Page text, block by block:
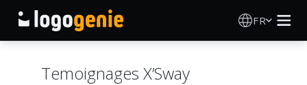
FR
Temoignages X’Sway